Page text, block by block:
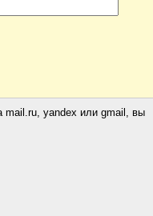
mail.ru, yandex или gmail, вы